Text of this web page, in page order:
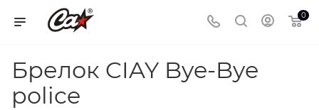
0
Брелок CIAY Bye-Bye
police